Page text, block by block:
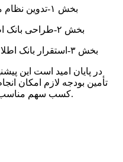
بخش ۱-تدوین نظام مدیریت امار و اطلاعات صنعت سنگ
بخش ۲-طراحی بانک اطلاعات و پورتال صنعت سنگ کشور
بخش ۳-استقرار بانک اطلاعات و پورتال با ورود اطلاعات به آن
تأمین بودجه لازم امکان
کسب سهم مناسب از صادرات جهانی این برداشته شود.